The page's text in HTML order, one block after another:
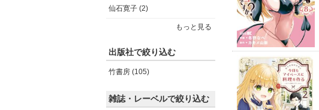
仙石寛子 (2)
もっと見る
出版社で絞り込む
竹書房 (105)
雑誌・レーベルで絞り込む